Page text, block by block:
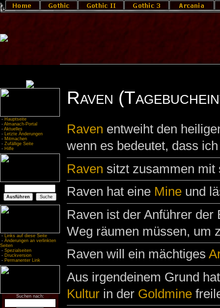
- Hauptseite
- Almanach-Portal
- Aktuelles
- Letzte Änderungen
- Mitmachen
- Zufällige Seite
- Hilfe
- Links auf diese Seite
- Änderungen an verlinkten
Seiten
- Spezialseiten
- Druckversion
- Permanenter Link
Suchen nach:
Raven
Raven entweiht den
wenn es bedeutet, dass
Raven sitzt zusammen
Raven hat eine Mineund
Raven ist der Anführer
Weg räumen müssen, um
Raven will ein mächtiges
Aus irgendeinem Grund
Kulturin der Goldmine